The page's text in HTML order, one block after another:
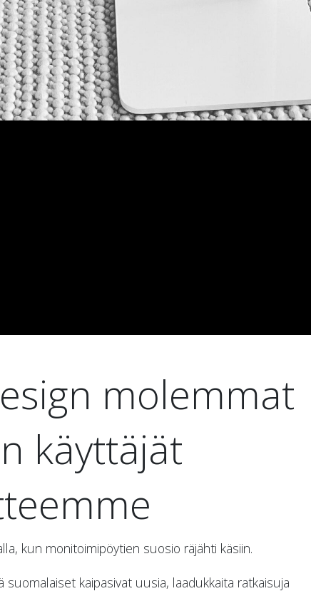
molemmat
käyttäjät
kun monitoimipöytien suosio räjähti käsiin.
kaipasivat uusia, laadukkaita ratkaisuja